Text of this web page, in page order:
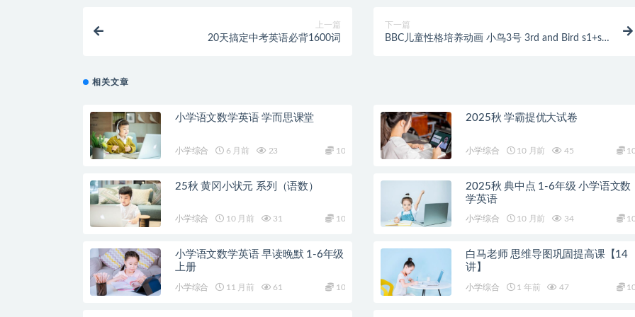
上一篇
20天搞定中考英语必背1600词
下一篇
BBC儿童性格培养动画 小鸟3号 3rd and Bird s1+s2
相关文章
小学语文数学英语 学而思课堂
小学综合 6 月前 23 10
2025秋 学霸提优大试卷
小学综合 10 月前 45
25秋 黄冈小状元 系列（语数）
小学综合 10 月前 31 10
2025秋 典中点 1-6年级 小学语文数
学英语
小学综合 10 月前 34
小学语文数学英语 早读晚默 1-6年级
上册
小学综合 11 月前 61 10
白马老师 思维导图巩固提高课【14
讲】
小学综合 1 年前 47